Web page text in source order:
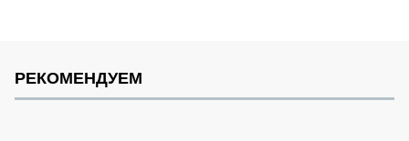
РЕКОМЕНДУЕМ